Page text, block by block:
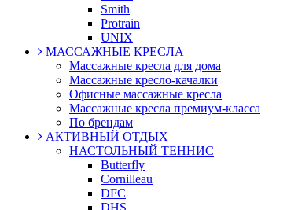
Smith
Protrain
UNIX
МАССАЖНЫЕ КРЕСЛА
Массажные кресла для дома
Массажные кресло-качалки
Офисные массажные кресла
Массажные кресла премиум-класса
По брендам
АКТИВНЫЙ ОТДЫХ
НАСТОЛЬНЫЙ ТЕННИС
Butterfly
Cornilleau
DFC
DHS